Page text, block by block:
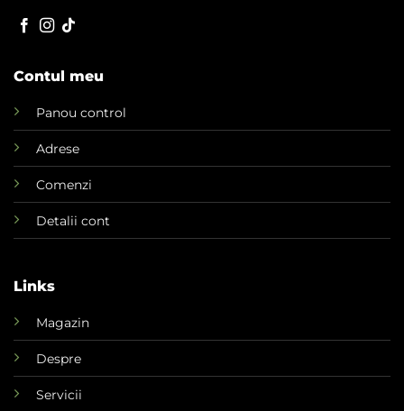
Contul meu
Panou control
Adrese
Comenzi
Detalii cont
Links
Magazin
Despre
Servicii